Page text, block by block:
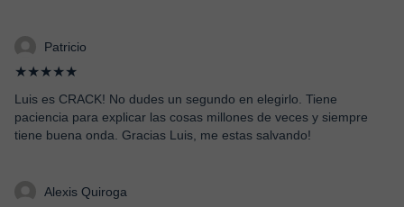
Patricio
★★★★★
Luis es CRACK! No dudes un segundo en elegirlo. Tiene
paciencia para explicar las cosas millones de veces y siempre
tiene buena onda. Gracias Luis, me estas salvando!
Alexis Quiroga